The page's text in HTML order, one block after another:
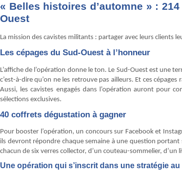
« Belles histoires d’automne » :
Ouest
La mission des cavistes militants : partager avec leurs clients
Les cépages du Sud-Ouest à l’honneur
L’affiche de l’opération donne le ton. Le Sud-Ouest est une
c’est-à-dire qu’on ne les retrouve pas ailleurs. Et ces
Aussi, les cavistes engagés dans l’opération auront pour
sélections exclusives.
40 coffrets dégustation à gagner
Pour booster l’opération, un concours sur Facebook et
ils devront répondre chaque semaine à une question
chacun de six verres collector, d’un couteau-sommelier,
Une opération qui s’inscrit dans une stratégie